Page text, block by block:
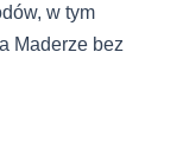
w tym
Maderze bez